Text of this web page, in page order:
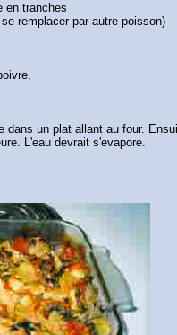
en tranches
remplacer par autre poisson)
dans un plat allant au four.
L'eau devrait s'evapore.